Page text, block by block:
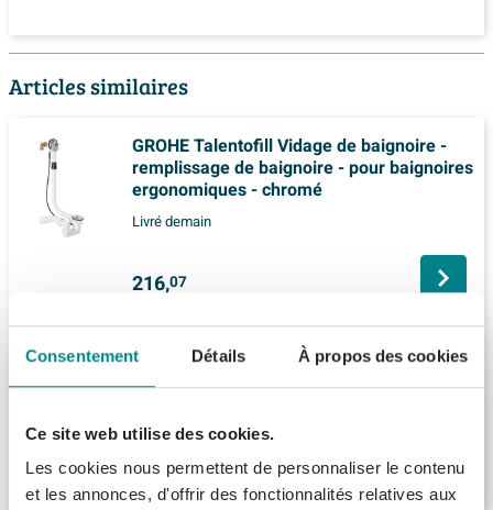
Consentement Détails À propos des cookies
Ce site web utilise des cookies.
Les cookies nous permettent de personnaliser le contenu
et les annonces, d'offrir des fonctionnalités relatives aux
Articles similaires
GROHE Talentofill Vidage de baignoire -
remplissage de baignoire - pour baignoires
ergonomiques - chromé
Livré demain
216,07
Villeroy & Boch vidage de baignoire avec
alimentation pour Oberon 2.0 stone white
277,60